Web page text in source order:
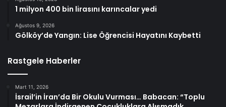
1 milyon 400 bin lirasını karıncalar yedi
Ağustos 9, 2026
Gölköy’de Yangın: Lise Öğrencisi Hayatını Kaybetti
Rastgele Haberler
Mart 11, 2026
İsrail’in İran’da Bir Okulu Vurması… Babacan: “Toplu